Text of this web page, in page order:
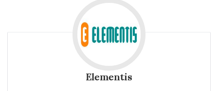
Elementis